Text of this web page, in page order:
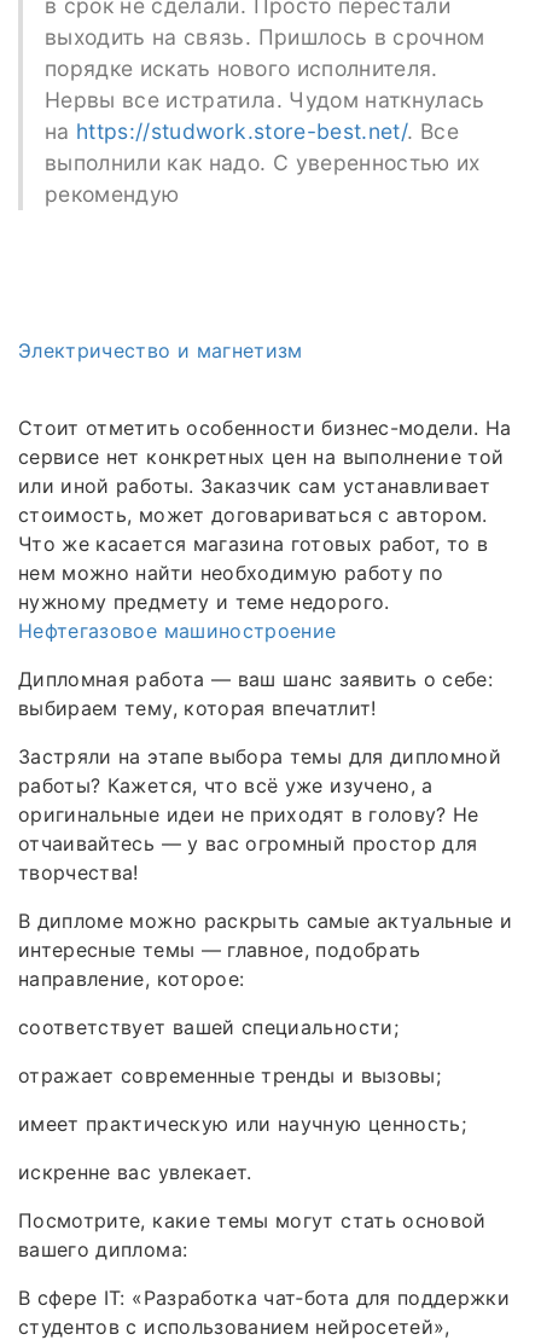
в срок не сделали. Просто перестали
выходить на связь. Пришлось в срочном
порядке искать нового исполнителя.
Нервы все истратила. Чудом наткнулась
на https://studwork.store-best.net/. Все
выполнили как надо. С уверенностью их
рекомендую
Электричество и магнетизм
Стоит отметить особенности бизнес-модели. На
сервисе нет конкретных цен на выполнение той
или иной работы. Заказчик сам устанавливает
стоимость, может договариваться с автором.
Что же касается магазина готовых работ, то в
нем можно найти необходимую работу по
нужному предмету и теме недорого.
Нефтегазовое машиностроение
Дипломная работа — ваш шанс заявить о себе:
выбираем тему, которая впечатлит!
Застряли на этапе выбора темы для дипломной
работы? Кажется, что всё уже изучено, а
оригинальные идеи не приходят в голову? Не
отчаивайтесь — у вас огромный простор для
творчества!
В дипломе можно раскрыть самые актуальные и
интересные темы — главное, подобрать
направление, которое:
соответствует вашей специальности;
отражает современные тренды и вызовы;
имеет практическую или научную ценность;
искренне вас увлекает.
Посмотрите, какие темы могут стать основой
вашего диплома:
В сфере IT: «Разработка чат‑бота для поддержки
студентов с использованием нейросетей»,